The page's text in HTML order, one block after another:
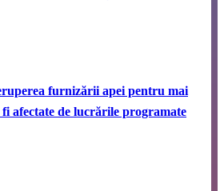
furnizării apei pentru mai
afectate de lucrările programate